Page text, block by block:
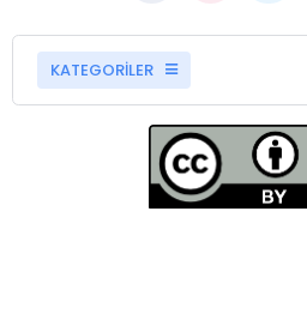
KATEGORİLER